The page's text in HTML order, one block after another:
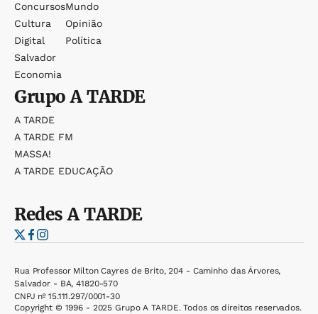
Concursos
Cultura
Digital
Salvador
Economia
Mundo
Opinião
Política
GrupoA TARDE
A TARDE
A TARDE FM
MASSA!
A TARDE EDUCAÇÃO
RedesA TARDE
Rua Professor Milton Cayres de Brito, 204 - Caminho das Árvores,
Salvador - BA, 41820-570
CNPJ nº 15.111.297/0001-30
Copyright © 1996 - 2025 Grupo A TARDE. Todos os direitos reservados.